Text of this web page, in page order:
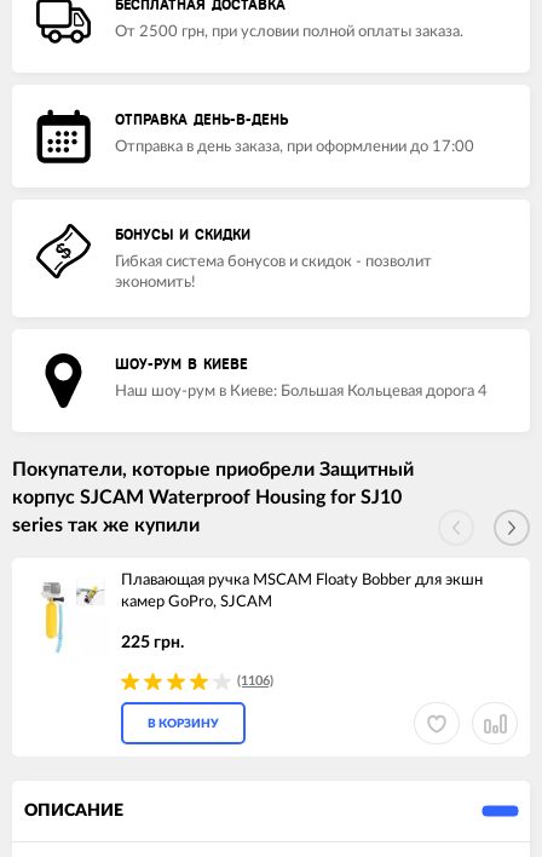
БЕСПЛАТНАЯ ДОСТАВКА
От 2500 грн, при условии полной оплаты заказа.
ОТПРАВКА ДЕНЬ-В-ДЕНЬ
Отправка в день заказа, при оформлении до 17:00
БОНУСЫ И СКИДКИ
Гибкая система бонусов и скидок - позволит
экономить!
ШОУ-РУМ В КИЕВЕ
Наш шоу-рум в Киеве: Большая Кольцевая дорога 4
Покупатели, которые приобрели Защитный
корпус SJCAM Waterproof Housing for SJ10
series так же купили
Плавающая ручка MSCAM Floaty Bobber для экшн
камер GoPro, SJCAM
225 грн.
(1106)
В КОРЗИНУ
ОПИСАНИЕ